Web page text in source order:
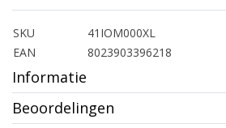
SKU
41IOM000XL
EAN
8023903396218
Informatie
Beoordelingen